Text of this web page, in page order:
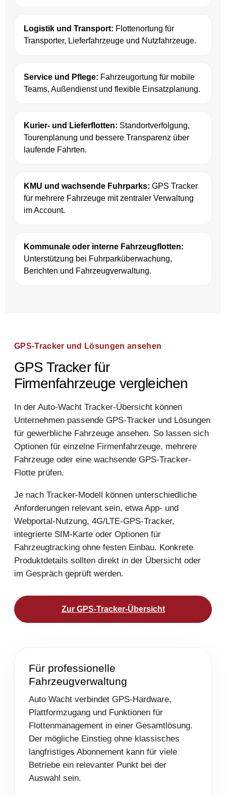
Logistik und Transport: Flottenortung für
Transporter, Lieferfahrzeuge und Nutzfahrzeuge.
Service und Pflege: Fahrzeugortung für mobile
Teams, Außendienst und flexible Einsatzplanung.
Kurier- und Lieferflotten: Standortverfolgung,
Tourenplanung und bessere Transparenz über
laufende Fahrten.
KMU und wachsende Fuhrparks: GPS Tracker
für mehrere Fahrzeuge mit zentraler Verwaltung
im Account.
Kommunale oder interne Fahrzeugflotten:
Unterstützung bei Fuhrparküberwachung,
Berichten und Fahrzeugverwaltung.
GPS-Tracker und Lösungen ansehen
GPS Tracker für
Firmenfahrzeuge vergleichen
In der Auto-Wacht Tracker-Übersicht können
Unternehmen passende GPS-Tracker und Lösungen
für gewerbliche Fahrzeuge ansehen. So lassen sich
Optionen für einzelne Firmenfahrzeuge, mehrere
Fahrzeuge oder eine wachsende GPS-Tracker-
Flotte prüfen.
Je nach Tracker-Modell können unterschiedliche
Anforderungen relevant sein, etwa App- und
Webportal-Nutzung, 4G/LTE-GPS-Tracker,
integrierte SIM-Karte oder Optionen für
Fahrzeugtracking ohne festen Einbau. Konkrete
Produktdetails sollten direkt in der Übersicht oder
im Gespräch geprüft werden.
Zur GPS-Tracker-Übersicht
Für professionelle
Fahrzeugverwaltung
Auto Wacht verbindet GPS-Hardware,
Plattformzugang und Funktionen für
Flottenmanagement in einer Gesamtlösung.
Der mögliche Einstieg ohne klassisches
langfristiges Abonnement kann für viele
Betriebe ein relevanter Punkt bei der
Auswahl sein.